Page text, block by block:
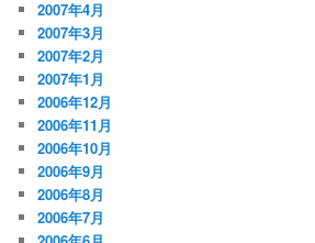
2007年4月
2007年3月
2007年2月
2007年1月
2006年12月
2006年11月
2006年10月
2006年9月
2006年8月
2006年7月